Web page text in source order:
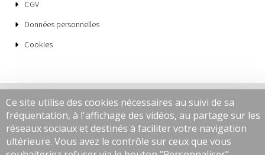
CGV
Données personnelles
Cookies
Ce site utilise des cookies nécessaires au suivi de sa
fréquentation, à l'affichage des vidéos, au partage sur les
réseaux sociaux et destinés à faciliter votre navigation
ultérieure. Vous avez le contrôle sur ceux que vous